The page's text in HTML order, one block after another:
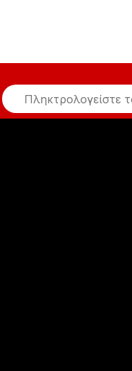
E
m
a